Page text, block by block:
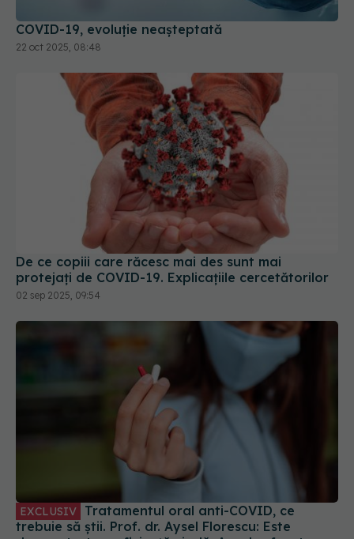
COVID-19, evoluție neașteptată
22 oct 2025, 08:48
De ce copiii care răcesc mai des sunt mai
protejați de COVID-19. Explicațiile cercetătorilor
02 sep 2025, 09:54
EXCLUSIV
trebuie să știi. Prof. dr. Aysel Florescu: Este